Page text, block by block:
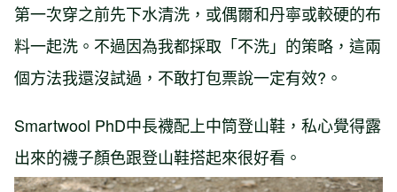
第一次穿之前先下水清洗，或偶爾和丹寧或較硬的布
料一起洗。不過因為我都採取「不洗」的策略，這兩
個方法我還沒試過，不敢打包票說一定有效?。
Smartwool PhD中長襪配上中筒登山鞋，私心覺得露
出來的襪子顏色跟登山鞋搭起來很好看。